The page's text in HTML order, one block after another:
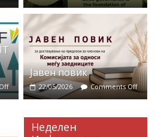
Јавен повик
22/05/2026 Comments Off
Неделен